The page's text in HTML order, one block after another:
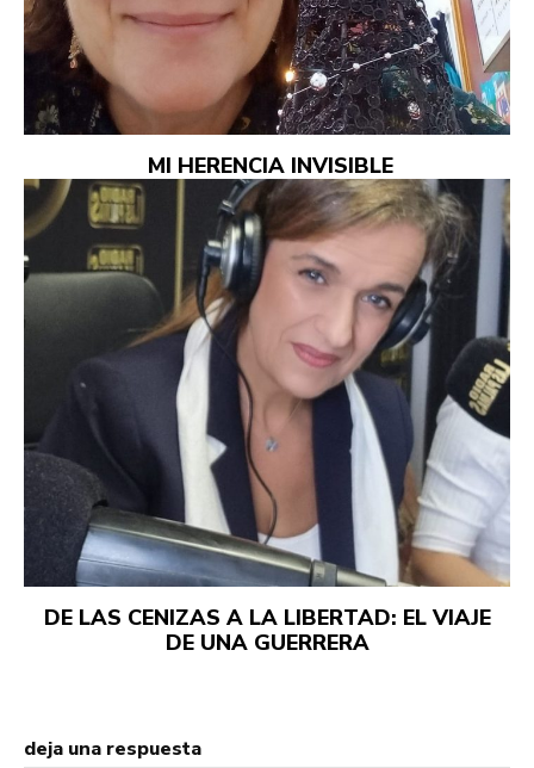
MI HERENCIA INVISIBLE
DE LAS CENIZAS A LA LIBERTAD: EL VIAJE
DE UNA GUERRERA
deja una respuesta